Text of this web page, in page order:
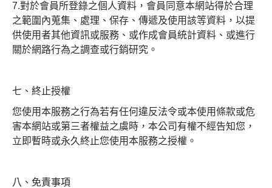
7.對於會員所登錄之個人資料，會員同意本網站得於合理
之範圍內蒐集、處理、保存、傳遞及使用該等資料，以提
供使用者其他資訊或服務、或作成會員統計資料、或進行
關於網路行為之調查或行銷研究。
七、終止授權
您使用本服務之行為若有任何違反法令或本使用條款或危
害本網站或第三者權益之虞時，本公司有權不經告知您，
立即暫時或永久終止您使用本服務之授權。
八、免責事項